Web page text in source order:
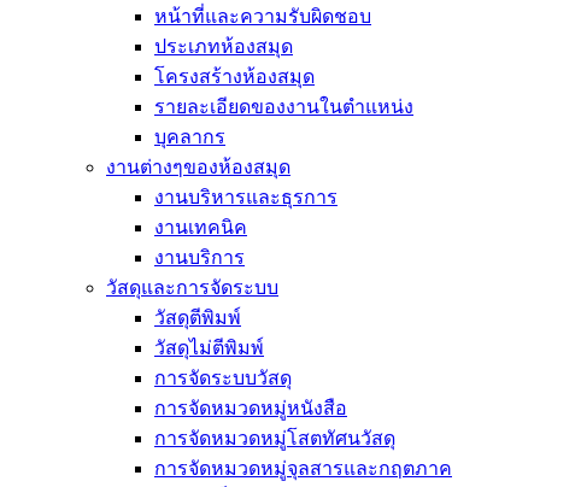
หน้าที่และความรับผิดชอบ
ประเภทห้องสมุด
โครงสร้างห้องสมุด
รายละเอียดของงานในตำแหน่ง
บุคลากร
งานต่างๆของห้องสมุด
งานบริหารและธุรการ
งานเทคนิค
งานบริการ
วัสดุและการจัดระบบ
วัสดุตีพิมพ์
วัสดุไม่ตีพิมพ์
การจัดระบบวัสดุ
การจัดหมวดหมู่หนังสือ
การจัดหมวดหมู่โสตทัศนวัสดุ
การจัดหมวดหมู่จุลสารและกฤตภาค